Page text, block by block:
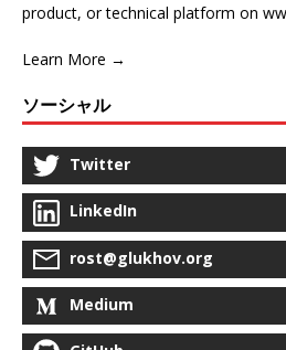
product, or technical platform on
Learn More →
ソーシャル
Twitter
LinkedIn
rost@glukhov.org
Medium